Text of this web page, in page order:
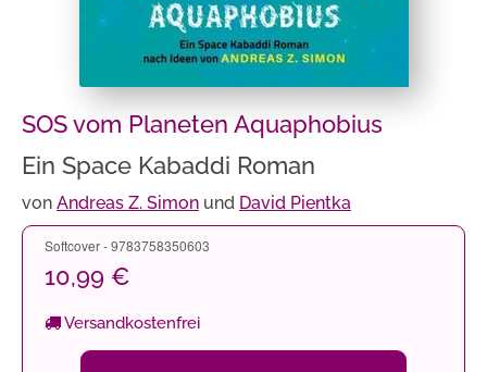
SOS vom Planeten Aquaphobius
Ein Space Kabaddi Roman
von Andreas Z. Simon und David Pientka
Softcover - 9783758350603
10,99 €
Versandkostenfrei